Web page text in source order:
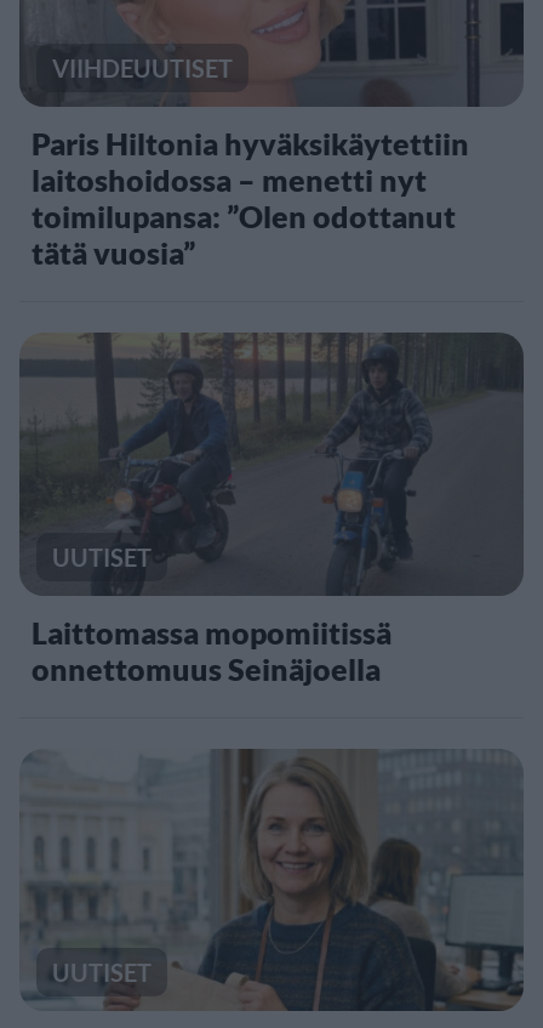
VIIHDEUUTISET
Paris Hiltonia hyväksikäytettiin
laitoshoidossa – menetti nyt
toimilupansa: ”Olen odottanut
tätä vuosia”
UUTISET
Laittomassa mopomiitissä
onnettomuus Seinäjoella
UUTISET